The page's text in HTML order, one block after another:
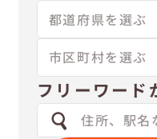
フリーワード